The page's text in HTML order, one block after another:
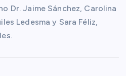
Dr. Jaime Sánchez, Carolina
Ledesma y Sara Féliz,